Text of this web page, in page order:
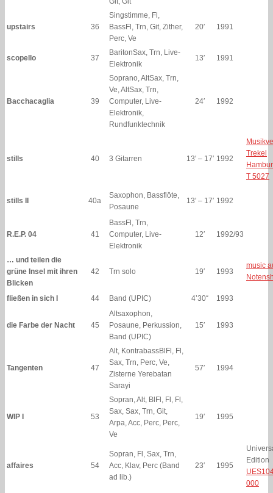
upstairs 36
Singstimme, Fl,
BassFl, Trn, Git, Zither,
Perc, Ve
20′ 1991
scopello 37
BaritonSax, Trn, Live-
Elektronik
13′ 1991
Bacchacaglia 39
Soprano, AltSax, Trn,
Ve, AltSax, Trn,
Computer, Live-
Elektronik,
Rundfunktechnik
24′ 1992
stills 40 3 Gitarren 13′ – 17′ 1992
Trekel
T 5027
stills II 40a
Saxophon, Bassflöte,
Posaune
13′ – 17′ 1992
R.E.P. 04 41
BassFl, Trn,
Computer, Live-
Elektronik
12′ 1992/93
… und teilen die
grüne Insel mit ihren
Blicken
42 Trn solo 19′ 1993
music
fließen in sich I 44 Band (UPIC) 4’30“ 1993
die Farbe der Nacht 45
Altsaxophon,
Posaune, Perkussion,
Band (UPIC)
15′ 1993
Tangenten 47
Alt, KontrabassBlFl, Fl,
Sax, Trn, Perc, Ve,
Zisterne Yerebatan
Sarayi
57′ 1994
WIP I 53
Sopran, Alt, BlFl, Fl, Fl,
Sax, Sax, Trn, Git,
Arpa, Acc, Perc, Perc,
Ve
19′ 1995
affaires 54
Sopran, Fl, Sax, Trn,
Acc, Klav, Perc (Band
ad lib.)
23′ 1995
Edition
000